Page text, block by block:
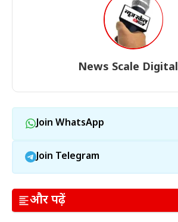
News Scale Digital
Join WhatsApp
Join Telegram
और पढ़ें